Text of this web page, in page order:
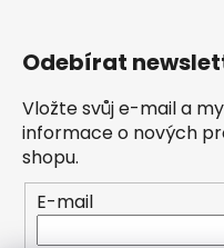
Odebírat
Vložte svůj e-mail a
informace o nových
shopu.
E-mail